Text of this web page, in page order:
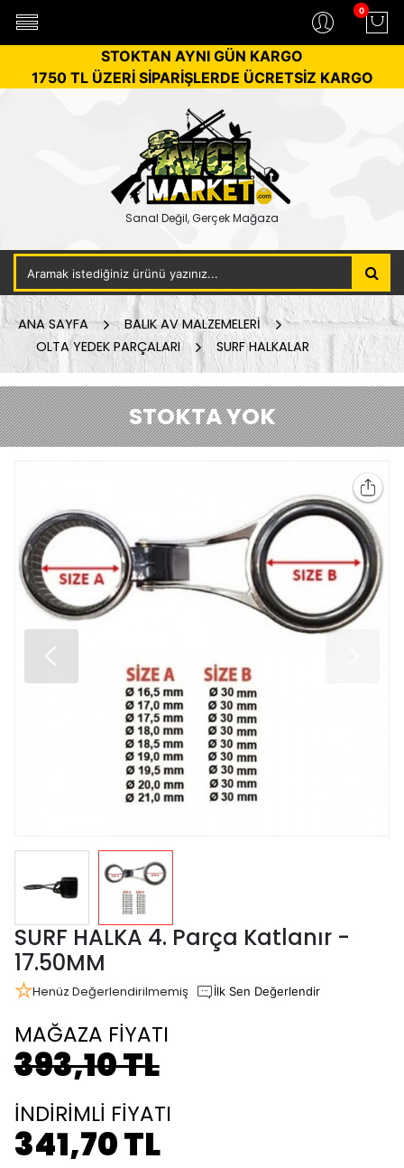
0
STOKTAN AYNI GÜN KARGO
1750 TL ÜZERİ SİPARİŞLERDE ÜCRETSİZ KARGO
Sanal Değil, Gerçek Mağaza
ANA SAYFA
BALIK AV MALZEMELERİ
OLTA YEDEK PARÇALARI
SURF HALKALAR
STOKTA YOK
SURF HALKA 4. Parça Katlanır -
17.50MM
Henüz Değerlendirilmemiş İlk Sen Değerlendir
MAĞAZA FİYATI
393,10 TL
İNDİRİMLİ FİYATI
341,70 TL